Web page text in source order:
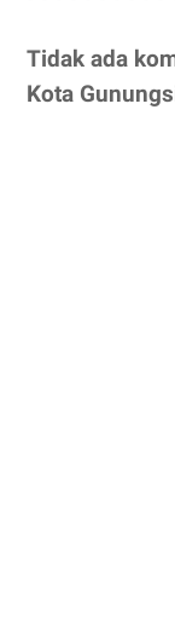
Tidak ada
Kota